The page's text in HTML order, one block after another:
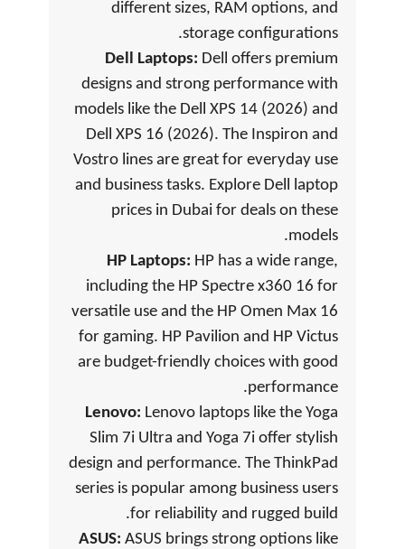
different sizes, RAM options, and
storage configurations.
Dell Laptops: Dell offers premium
designs and strong performance with
models like the Dell XPS 14 (2026) and
Dell XPS 16 (2026). The Inspiron and
Vostro lines are great for everyday use
and business tasks. Explore Dell laptop
prices in Dubai for deals on these
models.
HP Laptops: HP has a wide range,
including the HP Spectre x360 16 for
versatile use and the HP Omen Max 16
for gaming. HP Pavilion and HP Victus
are budget-friendly choices with good
performance.
Lenovo: Lenovo laptops like the Yoga
Slim 7i Ultra and Yoga 7i offer stylish
design and performance. The ThinkPad
series is popular among business users
for reliability and rugged build.
ASUS: ASUS brings strong options like